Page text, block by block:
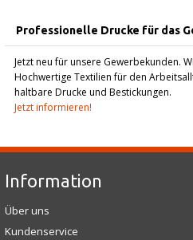
Professionelle Drucke für das
Jetzt neu für unsere Gewerbekunden.
Hochwertige Textilien für den
haltbare Drucke und Bestickungen.
Jetzt informieren!
Information
Über uns
Kundenservice